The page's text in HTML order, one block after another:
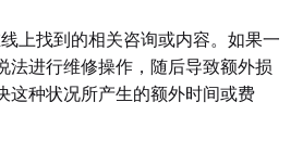
上找到的相关咨询或内容。如果一
法进行维修操作，随后导致额外损
这种状况所产生的额外时间或费